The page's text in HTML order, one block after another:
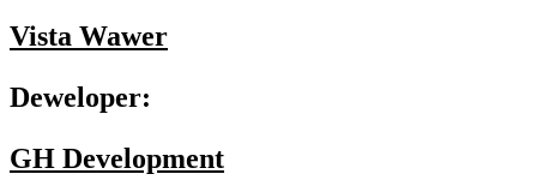
Vista Wawer
Deweloper:
GH Development